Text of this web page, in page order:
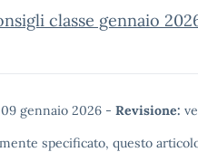
classe gennaio
gennaio 2026 - Revisione:
specificato, questo